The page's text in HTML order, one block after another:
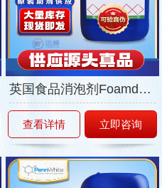
英国食品消泡剂Foamdoctor-F1152
查看详情 立即咨询